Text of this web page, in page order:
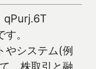
qPurj.6T
。
やシステム(例
、株取引と融